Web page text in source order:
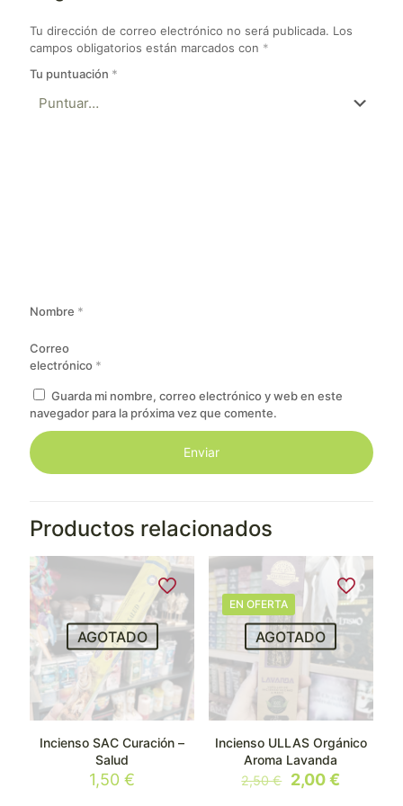
Tu dirección de correo electrónico no será publicada. Los
campos obligatorios están marcados con *
Tu puntuación *
Nombre *
Correo
electrónico *
Guarda mi nombre, correo electrónico y web en este
navegador para la próxima vez que comente.
Productos relacionados
AGOTADO
Incienso SAC Curación –
Salud
1,50€
EN OFERTA
AGOTADO
Incienso ULLAS Orgánico
Aroma Lavanda
2,50€
El
2,00€